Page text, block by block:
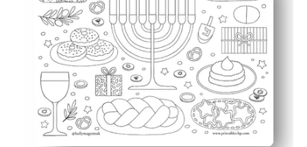
Fördert den Fokus und die Feinmotorik — ideal für
Kann im Handumdrehen als Dekoration verwendet